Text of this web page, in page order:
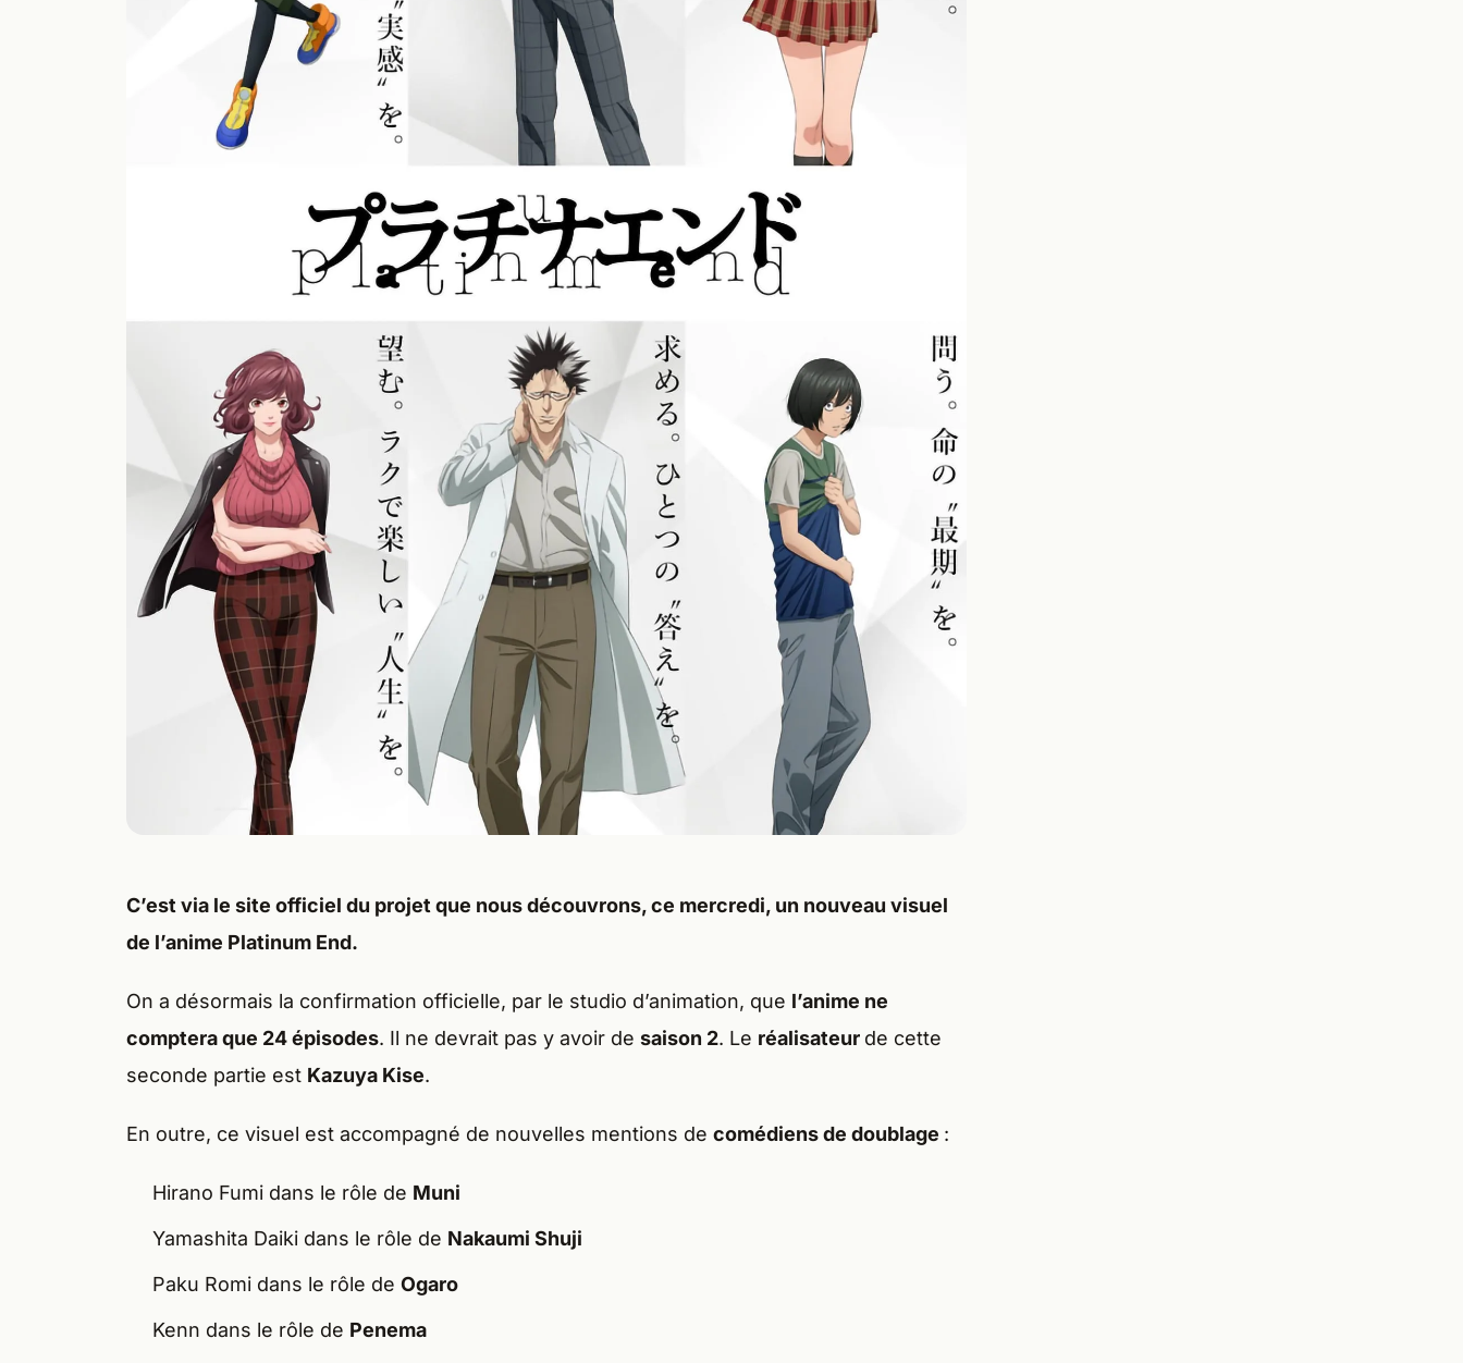
C’est via le site officiel du projet que nous découvrons, ce mercredi, un nouveau visuel
de l’anime Platinum End.
On a désormais la confirmation officielle, par le studio d’animation, que l’anime ne
comptera que 24 épisodes. Il ne devrait pas y avoir de saison 2. Le réalisateur de cette
seconde partie est Kazuya Kise.
En outre, ce visuel est accompagné de nouvelles mentions de comédiens de doublage :
Hirano Fumi dans le rôle de Muni
Yamashita Daiki dans le rôle de Nakaumi Shuji
Paku Romi dans le rôle de Ogaro
Kenn dans le rôle de Penema